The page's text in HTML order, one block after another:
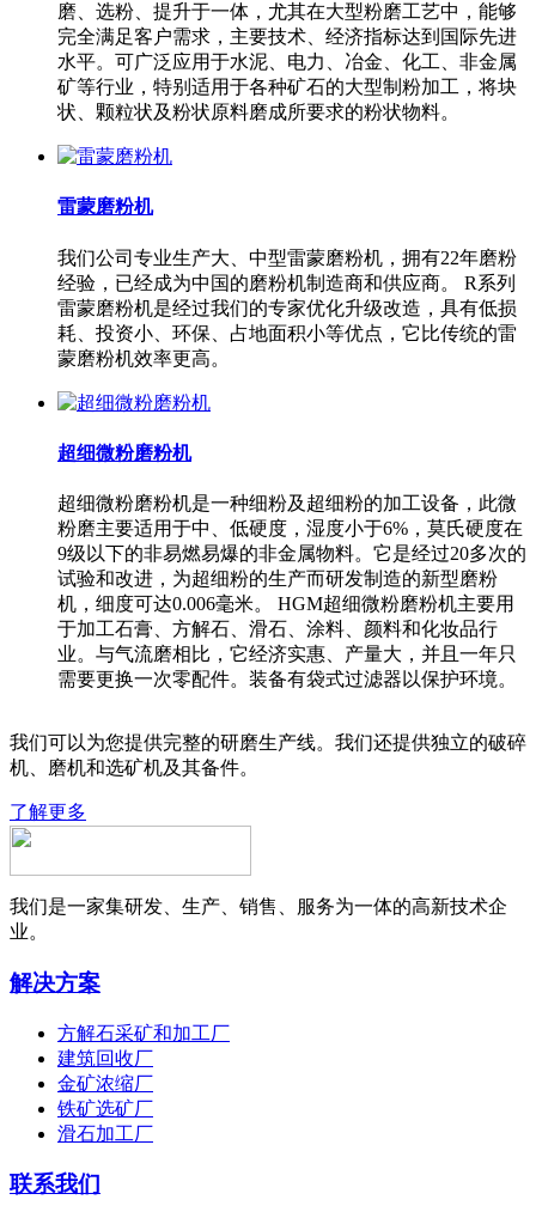
磨、选粉、提升于一体，尤其在大型粉磨工艺中，能够
完全满足客户需求，主要技术、经济指标达到国际先进
水平。可广泛应用于水泥、电力、冶金、化工、非金属
矿等行业，特别适用于各种矿石的大型制粉加工，将块
状、颗粒状及粉状原料磨成所要求的粉状物料。
雷蒙磨粉机
我们公司专业生产大、中型雷蒙磨粉机，拥有22年磨粉
经验，已经成为中国的磨粉机制造商和供应商。 R系列
雷蒙磨粉机是经过我们的专家优化升级改造，具有低损
耗、投资小、环保、占地面积小等优点，它比传统的雷
蒙磨粉机效率更高。
超细微粉磨粉机
超细微粉磨粉机是一种细粉及超细粉的加工设备，此微
粉磨主要适用于中、低硬度，湿度小于6%，莫氏硬度在
9级以下的非易燃易爆的非金属物料。它是经过20多次的
试验和改进，为超细粉的生产而研发制造的新型磨粉
机，细度可达0.006毫米。 HGM超细微粉磨粉机主要用
于加工石膏、方解石、滑石、涂料、颜料和化妆品行
业。与气流磨相比，它经济实惠、产量大，并且一年只
需要更换一次零配件。装备有袋式过滤器以保护环境。
我们可以为您提供完整的研磨生产线。我们还提供独立的破碎
机、磨机和选矿机及其备件。
了解更多
我们是一家集研发、生产、销售、服务为一体的高新技术企
业。
解决方案
方解石采矿和加工厂
建筑回收厂
金矿浓缩厂
铁矿选矿厂
滑石加工厂
联系我们